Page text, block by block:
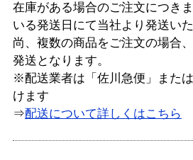
在庫がある場合のご注文につき
いる発送日にて当社より発送い
尚、複数の商品をご注文の場合
発送となります。
※配送業者は「佐川急便」また
けます
⇒配送について詳しくはこちら